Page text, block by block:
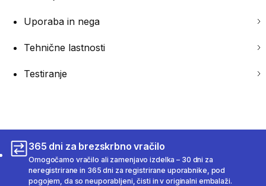
Uporaba in nega
Tehnične lastnosti
Testiranje
365 dni za brezskrbno vračilo
Omogočamo vračilo ali zamenjavo izdelka – 30 dni za
neregistrirane in 365 dni za registrirane uporabnike, pod
pogojem, da so neuporabljeni, čisti in v originalni embalaži.